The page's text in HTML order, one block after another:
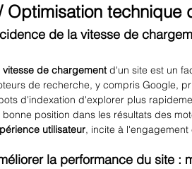
Optimisation technique
de la vitesse de
vitesse de chargement d'un site est un
de recherche, y compris Google,
d'indexation d'explorer plus
bonne position dans les résultats des
utilisateur, incite à
la performance du site :